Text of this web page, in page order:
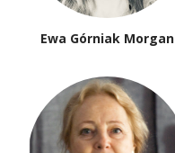
Ewa Górniak Morgan